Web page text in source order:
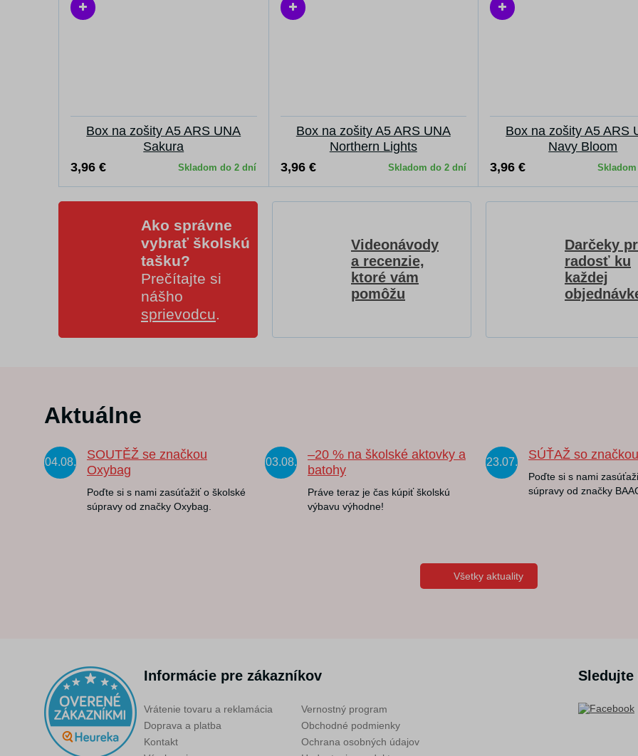
Box na zošity A5 ARS UNA
Sakura
3,96 €
Skladom do 2 dní
Box na zošity A5 ARS UNA
Northern Lights
3,96 €
Skladom do 2 dní
Box na zošity A5 ARS
Navy Bloom
3,96 €
Ako správne
vybrať školskú
tašku?
Prečítajte si
nášho
sprievodcu.
Videonávody
a recenzie,
ktoré vám
pomôžu
Darčeky
radosť ku
každej
Aktuálne
04.08.
SOUTĚŽ se značkou
Oxybag
Poďte si s nami zasúťažiť o školské
súpravy od značky Oxybag.
03.08.
–20 % na školské aktovky a
batohy
Práve teraz je čas kúpiť školskú
výbavu výhodne!
23.07.
SÚŤAŽ so
Poďte si s nami
súpravy od značky
Všetky aktuality
Informácie pre zákazníkov
Vrátenie tovaru a reklamácia
Doprava a platba
Kontakt
Vernostný program
Obchodné podmienky
Ochrana osobných údajov
Sledujte